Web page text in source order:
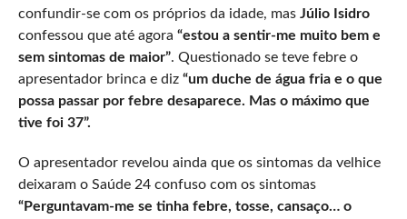
confundir-se com os próprios da idade, mas Júlio Isidro
confessou que até agora “estou a sentir-me muito bem e
sem sintomas de maior”. Questionado se teve febre o
apresentador brinca e diz “um duche de água fria e o que
possa passar por febre desaparece. Mas o máximo que
tive foi 37”.
O apresentador revelou ainda que os sintomas da velhice
deixaram o Saúde 24 confuso com os sintomas
“Perguntavam-me se tinha febre, tosse, cansaço… o